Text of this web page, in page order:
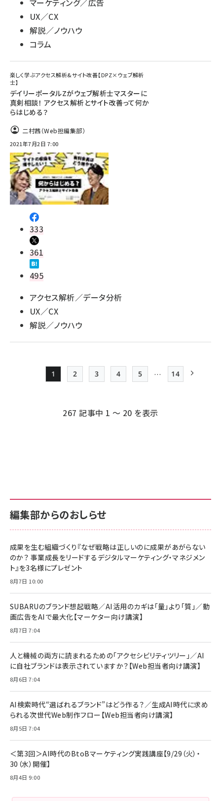
マーケティング／広告
UX／CX
解説／ノウハウ
コラム
楽しく学ぶアクセス解析&サイト改善【DPZ×ウェブ解析
士】
デイリーポータルZがウェブ解析士マスターに
真剣相談！ アクセス解析とサイト改善って何か
らはじめる？
二村茜（Web担編集部）
2021年7月2日 7:00
333
361
495
アクセス解析／データ分析
UX／CX
解説／ノウハウ
ジ
Page
1
Page
2
Page
3
Page
4
Page
5 …
最終ページ
14
267 記事中 1 ～ 20 を表示
編集部からのおしらせ
成果を生む組織づくり『なぜ戦略は正しいのに成果があがらない
のか？ 事業成長をリードするデジタルマーケティング・マネジメン
ト』を3名様にプレゼント
8月7日 10:00
SUBARUのブランド想起戦略／AI活用のカギは「量」より「質」／動
画広告をAIで最大化【マーケター向け講演】
8月7日 7:04
人と機械の両方に読まれるための「アクセシビリティツリー」／AI
に自社ブランドは表示されていますか？【Web担当者向け講演】
8月6日 7:04
AI検索時代“選ばれるブランド”はどう作る？／生成AI時代に求め
られる次世代Web制作フロー【Web担当者向け講演】
8月5日 7:04
＜第3回＞AI時代のBtoBマーケティング実践講座【9/29（火）・
30（水）開催】
8月4日 9:00